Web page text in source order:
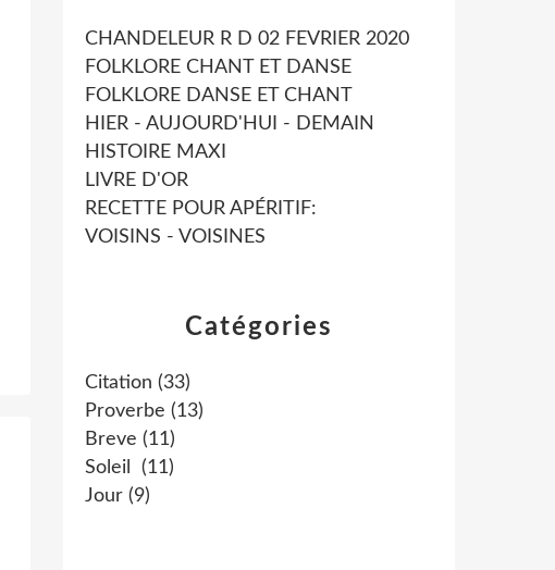
Catégories
Citation (33)
Proverbe (13)
Breve (11)
Soleil
(11)
Jour (9)
CHANDELEUR R D 02 FEVRIER 2020
FOLKLORE CHANT ET DANSE
FOLKLORE DANSE ET CHANT
HIER - AUJOURD'HUI - DEMAIN
HISTOIRE MAXI
LIVRE D'OR
RECETTE POUR APÉRITIF:
VOISINS - VOISINES